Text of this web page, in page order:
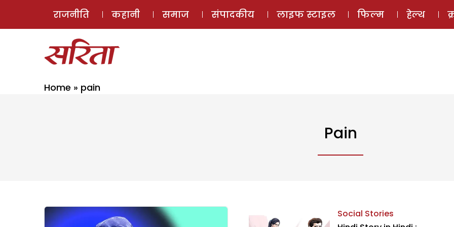
ई-मैगज़ीन
राजनीति कहानी समाज संपादकीय लाइफ स्टाइल फिल्म हेल्थ
Home » pain
Pain
Social Stories